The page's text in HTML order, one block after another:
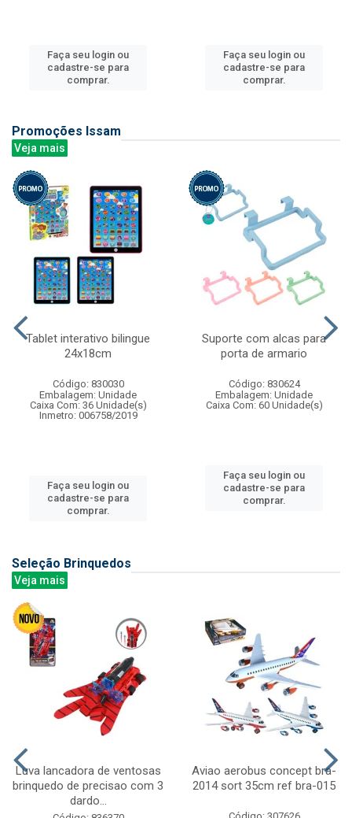
Faça seu login ou
cadastre-se para
comprar.
Faça seu login ou
cadastre-se para
comprar.
Promoções Issam
Veja mais
Tablet interativo bilingue
24x18cm
Código: 830030
Embalagem: Unidade
Caixa Com: 36 Unidade(s)
Inmetro: 006758/2019
Faça seu login ou
cadastre-se para
comprar.
Suporte com alcas para
porta de armario
Código: 830624
Embalagem: Unidade
Caixa Com: 60 Unidade(s)
Faça seu login ou
cadastre-se para
comprar.
Seleção Brinquedos
Veja mais
Luva lancadora de ventosas
brinquedo de precisao com 3
dardo...
Aviao aerobus concept bra-
2014 sort 35cm ref bra-015